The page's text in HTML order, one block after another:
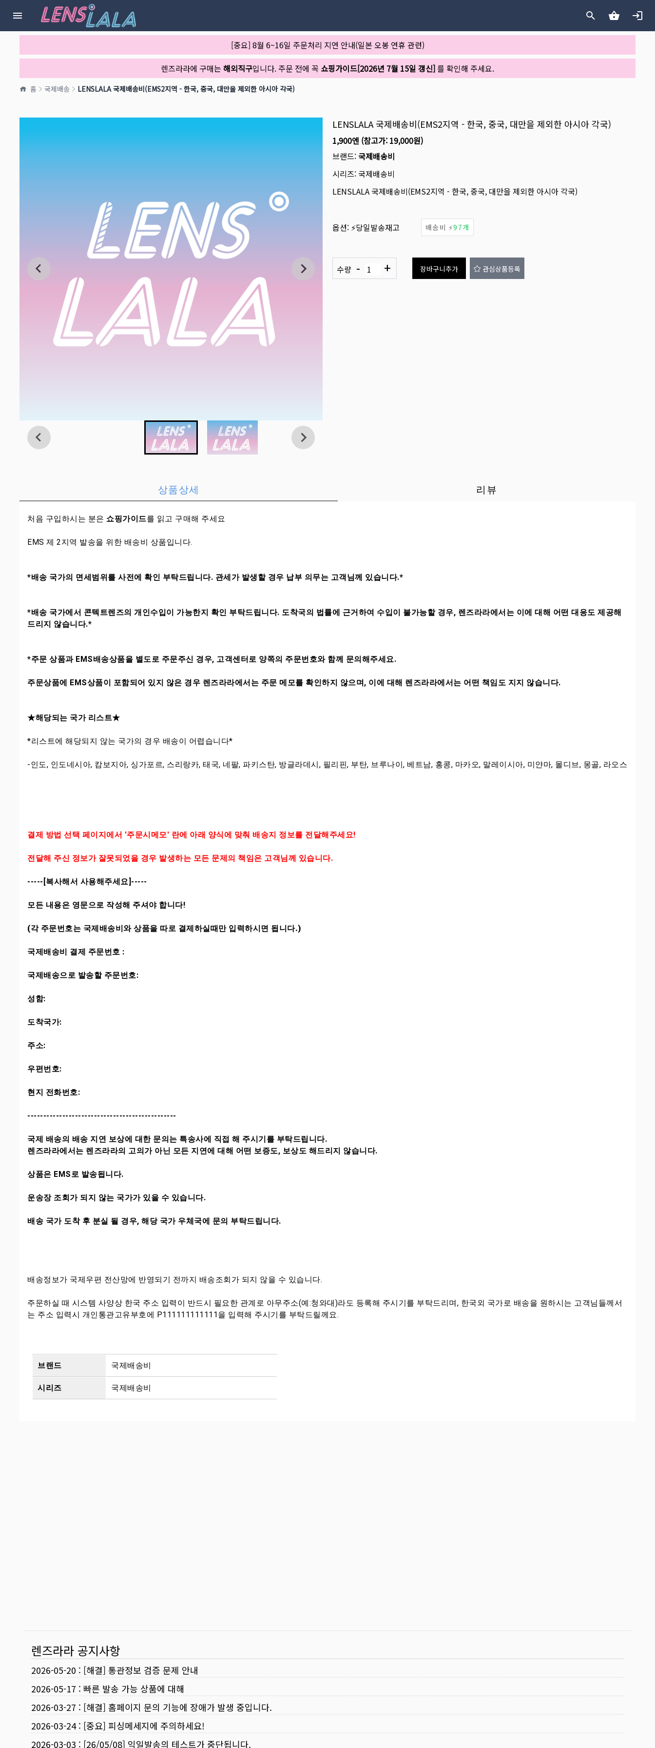
[중요] 8월 6~16일 주문처리 지연 안내(일본 오봉 연휴 관련)
렌즈라라에 구매는 해외직구입니다. 주문 전에 꼭 쇼핑가이드[2026년 7월 15일 갱신]를 확인해 주세요.
홈 국제배송 LENSLALA 국제배송비(EMS2지역 - 한국, 중국, 대만을 제외한 아시아 각국)
LENSLALA 국제배송비(EMS2지역 - 한국, 중국, 대만을 제외한 아시아 각국)
1,900엔 (참고가: 19,000원)
브랜드: 국제배송비
시리즈: 국제배송비
LENSLALA 국제배송비(EMS2지역 - 한국, 중국, 대만을 제외한 아시아 각국)
옵션: ⚡당일발송재고 배송비 ⚡97개
수량 - + 장바구니추가 관심상품등록
상품상세 리뷰
처음 구입하시는 분은 쇼핑가이드를 읽고 구매해 주세요
EMS 제 2지역 발송을 위한 배송비 상품입니다.
*배송 국가의 면세범위를 사전에 확인 부탁드립니다. 관세가 발생할 경우 납부 의무는 고객님께 있습니다.*
*배송 국가에서 콘텍트렌즈의 개인수입이 가능한지 확인 부탁드립니다. 도착국의 법률에 근거하여 수입이 불가능할 경우, 렌즈라라에서는 이에 대해 어떤 대응도 제공해
드리지 않습니다.*
*주문 상품과 EMS배송상품을 별도로 주문주신 경우, 고객센터로 양쪽의 주문번호와 함께 문의해주세요.
주문상품에 EMS상품이 포함되어 있지 않은 경우 렌즈라라에서는 주문 메모를 확인하지 않으며, 이에 대해 렌즈라라에서는 어떤 책임도 지지 않습니다.
★해당되는 국가 리스트★
*리스트에 해당되지 않는 국가의 경우 배송이 어렵습니다*
-인도, 인도네시아, 캄보지아, 싱가포르, 스리랑카, 태국, 네팔, 파키스탄, 방글라데시, 필리핀, 부탄, 브루나이, 베트남, 홍콩, 마카오, 말레이시아, 미얀마, 몰디브, 몽골, 라오스
결제 방법 선택 페이지에서 '주문시메모' 란에 아래 양식에 맞춰 배송지 정보를 전달해주세요!
전달해 주신 정보가 잘못되었을 경우 발생하는 모든 문제의 책임은 고객님께 있습니다.
-----[복사해서 사용해주세요]-----
모든 내용은 영문으로 작성해 주셔야 합니다!
(각 주문번호는 국제배송비와 상품을 따로 결제하실때만 입력하시면 됩니다.)
국제배송비 결제 주문번호 :
국제배송으로 발송할 주문번호:
성함:
도착국가:
주소:
우편번호:
현지 전화번호:
-----------------------------------------------
국제 배송의 배송 지연 보상에 대한 문의는 특송사에 직접 해 주시기를 부탁드립니다.
렌즈라라에서는 렌즈라라의 고의가 아닌 모든 지연에 대해 어떤 보증도, 보상도 해드리지 않습니다.
상품은 EMS로 발송됩니다.
운송장 조회가 되지 않는 국가가 있을 수 있습니다.
배송 국가 도착 후 분실 될 경우, 해당 국가 우체국에 문의 부탁드립니다.
배송정보가 국제우편 전산망에 반영되기 전까지 배송조회가 되지 않을 수 있습니다.
주문하실 때 시스템 사양상 한국 주소 입력이 반드시 필요한 관계로 아무주소(예:청와대)라도 등록해 주시기를 부탁드리며, 한국외 국가로 배송을 원하시는 고객님들께서
는 주소 입력시 개인통관고유부호에 P111111111111을 입력해 주시기를 부탁드릴께요.
브랜드 국제배송비
시리즈 국제배송비
렌즈라라 공지사항
2026-05-20 : [해결] 통관정보 검증 문제 안내
2026-05-17 : 빠른 발송 가능 상품에 대해
2026-03-27 : [해결] 홈페이지 문의 기능에 장애가 발생 중입니다.
2026-03-24: [중요] 피싱메세지에 주의하세요!
2026-03-03 : [26/05/08] 익일발송의 테스트가 중단됩니다.